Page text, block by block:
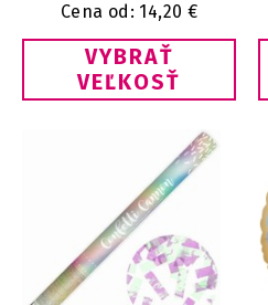
Cena od: 14,20 €
VYBRAŤ
VEĽKOSŤ